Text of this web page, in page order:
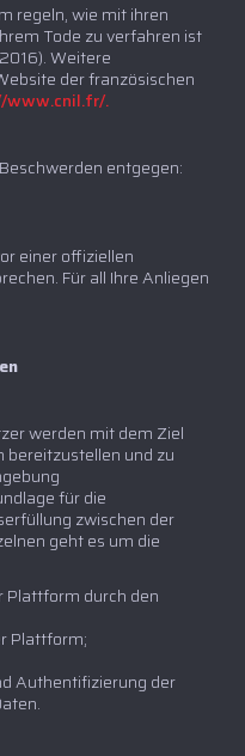
regeln, wie mit ihren
Tode zu verfahren ist
Weitere
der französischen
www.cnil.fr/.
entgegen:
einer offiziellen
Für all Ihre Anliegen
werden mit dem Ziel
bereitzustellen und zu
für die
zwischen der
geht es um die
Plattform durch den
Plattform;
Authentifizierung der